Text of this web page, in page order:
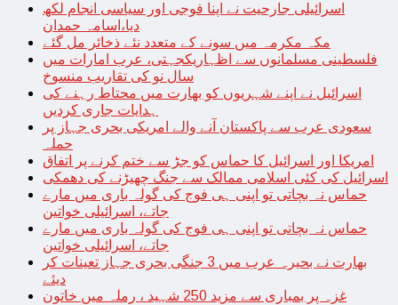
اسرائیلی جارحیت نے اپنا فوجی اور سیاسی انجام لکھ
دیا،اسامہ حمدان
مکہ مکرمہ میں سونے کے متعدد نئے ذخائر مل گئے
فلسطینی مسلمانوں سے اظہاریکجہتی، عرب امارات میں
سال نو کی تقاریب منسوخ
اسرائیل نے اپنے شہریوں کو بھارت میں محتاط رہنے کی
ہدایات جاری کردیں
سعودی عرب سے پاکستان آنے والے امریکی بحری جہاز پر
حملہ
امریکا اور اسرائیل کا حماس کو جڑ سے ختم کرنے پر اتفاق
اسرائیل کی کئی اسلامی ممالک سے جنگ چھیڑنے کی دھمکی
حماس نہ بچاتی تو اپنی ہی فوج کی گولہ باری میں مارے
جاتے، اسرائیلی خواتین
حماس نہ بچاتی تو اپنی ہی فوج کی گولہ باری میں مارے
جاتے، اسرائیلی خواتین
بھارت نے بحیرہ عرب میں 3 جنگی بحری جہاز تعینات کر
دیئے
غزہ پر بمباری سے مزید 250 شہید ، رملہ میں خاتون